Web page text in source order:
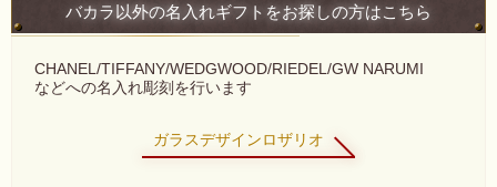
バカラ以外の名入れギフトをお探しの方はこちら
CHANEL/TIFFANY/WEDGWOOD/RIEDEL/GW NARUMI
などへの名入れ彫刻を行います
ガラスデザインロザリオ